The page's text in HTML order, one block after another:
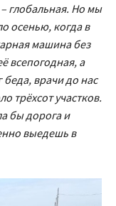
глобальная. Но мы
осенью, когда в
машина без
всепогодная, а
беда, врачи до нас
трёхсот участков.
бы дорога и
выедешь в